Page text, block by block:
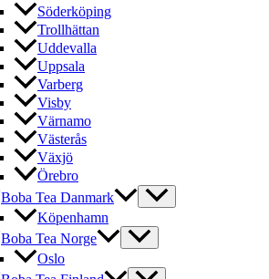
Söderköping
Trollhättan
Uddevalla
Uppsala
Varberg
Visby
Värnamo
Västerås
Växjö
Örebro
Boba Tea Danmark
Köpenhamn
Boba Tea Norge
Oslo